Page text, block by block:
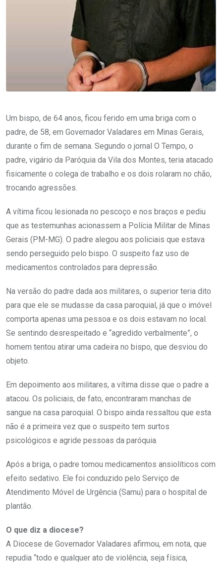
Um bispo, de 64 anos, ficou ferido em uma briga com o
padre, de 58, em Governador Valadares em Minas Gerais,
durante o fim de semana. Segundo o jornal O Tempo, o
padre, vigário da Paróquia da Vila dos Montes, teria atacado
fisicamente o colega de trabalho e os dois rolaram no chão,
trocando agressões.
A vítima ficou lesionada no pescoço e nos braços e pediu
que as testemunhas acionassem a Polícia Militar de Minas
Gerais (PM-MG). O padre alegou aos policiais que estava
sendo perseguido pelo bispo. O suspeito faz uso de
medicamentos controlados para depressão.
Na versão do padre dada aos militares, o superior teria dito
para que ele se mudasse da casa paroquial, já que o imóvel
comporta apenas uma pessoa e os dois estavam no local.
Se sentindo desrespeitado e “agredido verbalmente”, o
homem tentou atirar uma cadeira no bispo, que desviou do
objeto.
Em depoimento aos militares, a vítima disse que o padre a
atacou. Os policiais, de fato, encontraram manchas de
sangue na casa paroquial. O bispo ainda ressaltou que esta
não é a primeira vez que o suspeito tem surtos
psicológicos e agride pessoas da paróquia.
Após a briga, o padre tomou medicamentos ansiolíticos com
efeito sedativo. Ele foi conduzido pelo Serviço de
Atendimento Móvel de Urgência (Samu) para o hospital de
plantão.
O que diz a diocese?
A Diocese de Governador Valadares afirmou, em nota, que
repudia “todo e qualquer ato de violência, seja física,